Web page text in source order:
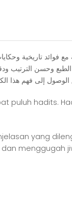
ﻓﻮﺍﺋﺪ ﺗﺎﺭﻳﺨﻴﺔ
ﺍﻟﻄﺒﻊ ﻭﺣﺴﻦ ﺍﻟﺘﺮﺗﻴﺐ
puluh hadits.
yang
menggugah